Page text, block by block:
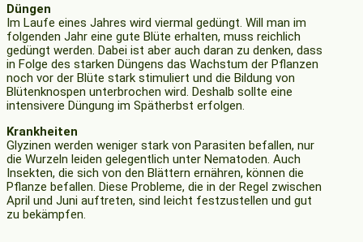
Düngen
Im Laufe eines Jahres wird viermal gedüngt. Will man im
folgenden Jahr eine gute Blüte erhalten, muss reichlich
gedüngt werden. Dabei ist aber auch daran zu denken, dass
in Folge des starken Düngens das Wachstum der Pflanzen
noch vor der Blüte stark stimuliert und die Bildung von
Blütenknospen unterbrochen wird. Deshalb sollte eine
intensivere Düngung im Spätherbst erfolgen.
Krankheiten
Glyzinen werden weniger stark von Parasiten befallen, nur
die Wurzeln leiden gelegentlich unter Nematoden. Auch
Insekten, die sich von den Blättern ernähren, können die
Pflanze befallen. Diese Probleme, die in der Regel zwischen
April und Juni auftreten, sind leicht festzustellen und gut
zu bekämpfen.